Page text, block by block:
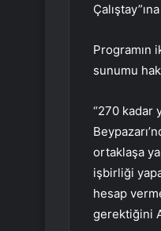
Programın
sunumu
“270 kadar
ortaklaşa
işbirliği
hesap
gerektiğini